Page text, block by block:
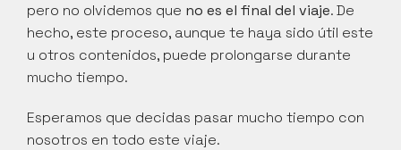
pero no olvidemos que no es el final del viaje. De
hecho, este proceso, aunque te haya sido útil este
u otros contenidos, puede prolongarse durante
mucho tiempo.
Esperamos que decidas pasar mucho tiempo con
nosotros en todo este viaje.